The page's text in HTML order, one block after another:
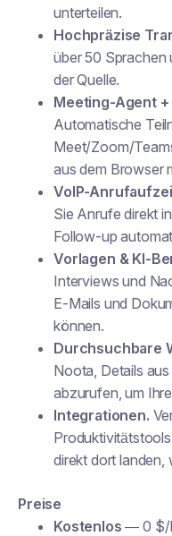
unterteilen.
Hochpräzise
über 50 Sprachen
der Quelle.
Meeting-Agent
Automatische
Meet/Zoom/
aus dem Browser
VoIP-
Sie Anrufe direkt
Follow-up
Vorlagen & KI-
Interviews und
E-Mails und
können.
Durchsuchbare
Noota, Details
abzurufen, um
Integrationen.
direkt dort landen,
Preise
Kostenlos — 0 $/